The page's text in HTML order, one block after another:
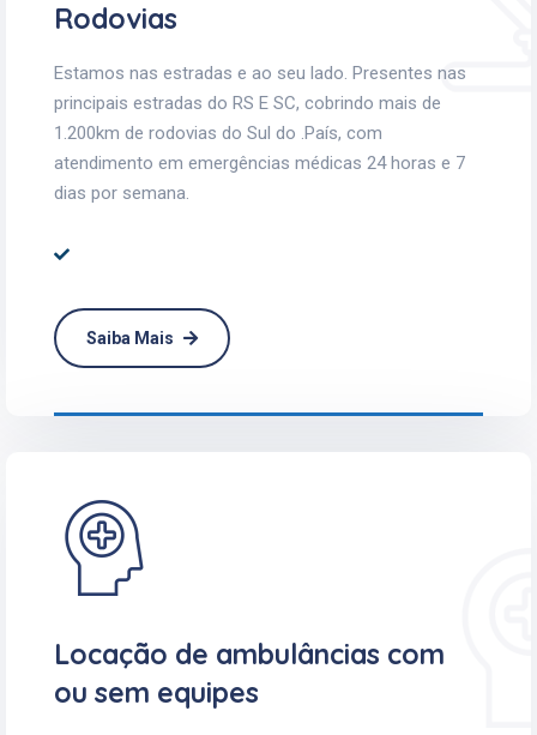
Rodovias
Estamos nas estradas e ao seu lado. Presentes nas
principais estradas do RS E SC, cobrindo mais de
1.200km de rodovias do Sul do .País, com
atendimento em emergências médicas 24 horas e 7
dias por semana.
Saiba Mais
Locação de ambulâncias com
ou sem equipes